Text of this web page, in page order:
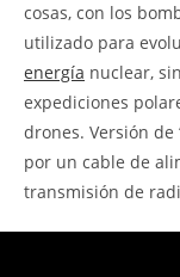
cosas, con los
utilizado para
energía nuclear,
expediciones
drones. Versión de
por un cable de
transmisión de